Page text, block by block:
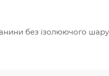
без ізолюючого шару